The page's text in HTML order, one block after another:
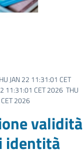
JAN 22 11:31:01 CET
11:31:01 CET 2026 THU
2026
validità
identità